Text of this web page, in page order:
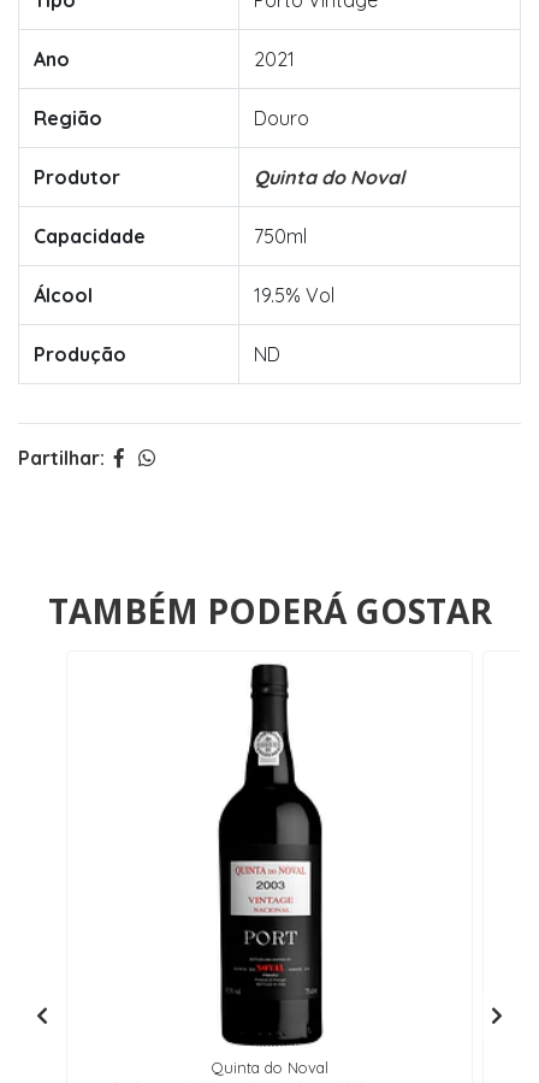
Ano 2021
Região Douro
Produtor Quinta do Noval
Capacidade 750ml
Álcool 19.5% Vol
Produção ND
Partilhar:
TAMBÉM PODERÁ GOSTAR
Quinta do Noval